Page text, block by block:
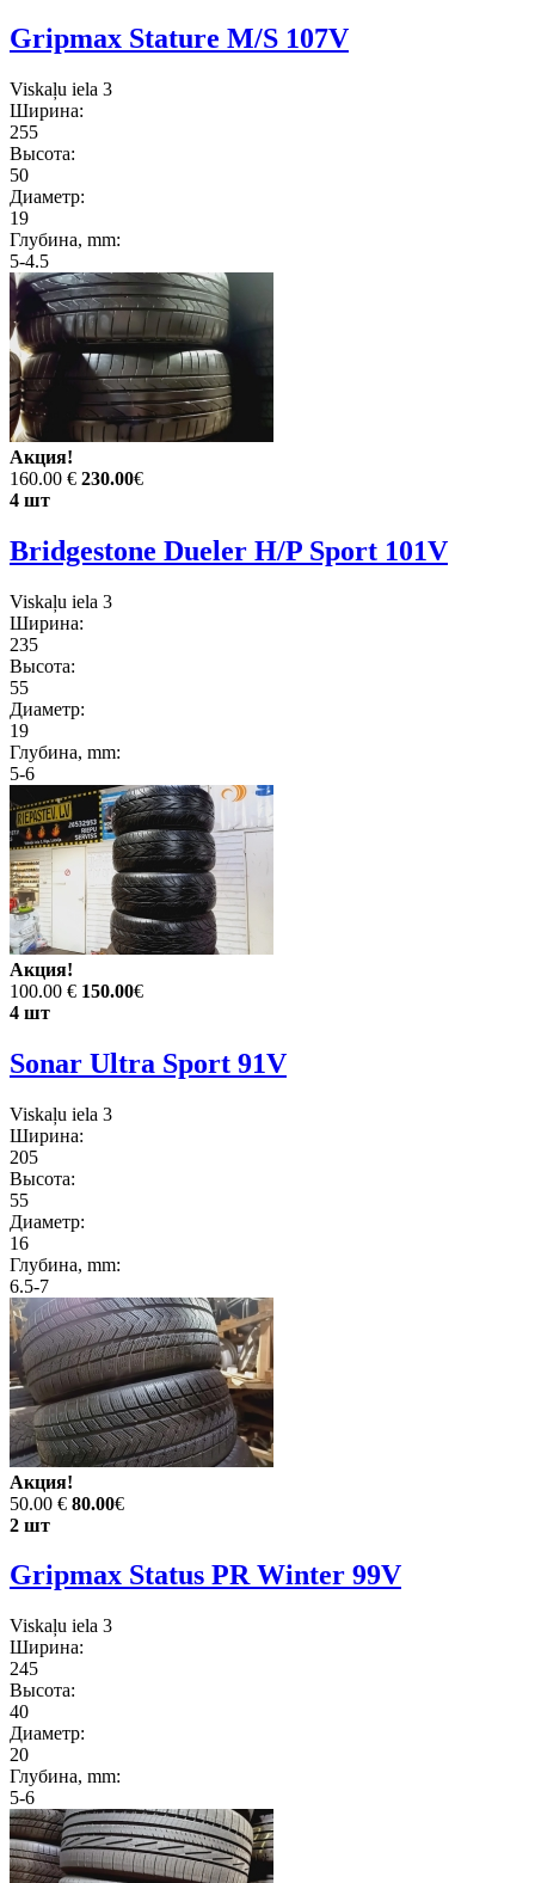
Gripmax Stature M/S 107V
Viskaļu iela 3
Ширина:
255
Высота:
50
Диаметр:
19
Глубина, mm:
5-4.5
Акция!
160.00 € 230.00€
4 шт
Bridgestone Dueler H/P Sport 101V
Viskaļu iela 3
Ширина:
235
Высота:
55
Диаметр:
19
Глубина, mm:
5-6
Акция!
100.00 € 150.00€
4 шт
Sonar Ultra Sport 91V
Viskaļu iela 3
Ширина:
205
Высота:
55
Диаметр:
16
Глубина, mm:
6.5-7
Акция!
50.00 € 80.00€
2 шт
Gripmax Status PR Winter 99V
Viskaļu iela 3
Ширина:
245
Высота:
40
Диаметр:
20
Глубина, mm:
5-6